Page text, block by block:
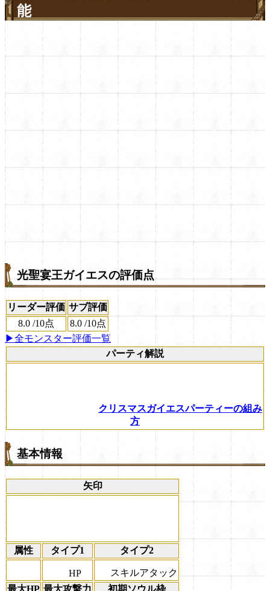
能
光聖宴王ガイエスの評価点
リーダー評価 サブ評価
8.0 /10点 8.0 /10点
▶全モンスター評価一覧
パーティ解説
クリスマスガイエスパーティーの組み
方
基本情報
矢印
属性 タイプ1 タイプ2
HP
スキルアタック